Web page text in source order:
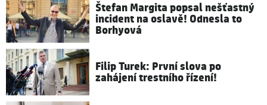
Štefan Margita popsal nešťastný
incident na oslavě! Odnesla to
Borhyová
Filip Turek: První slova po
zahájení trestního řízení!